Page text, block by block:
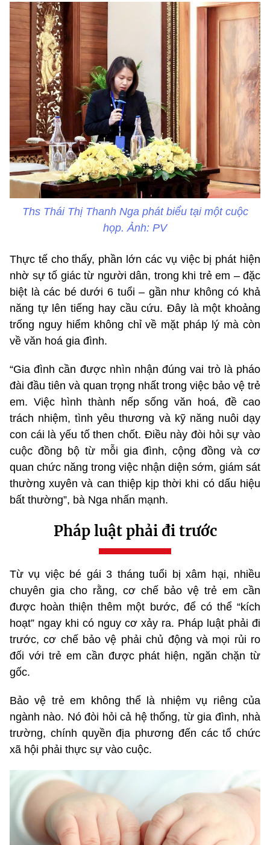
Ths Thái Thị Thanh Nga phát biểu tại một cuộc
họp. Ảnh: PV
Thực tế cho thấy, phần lớn các vụ việc bị phát hiện
nhờ sự tố giác từ người dân, trong khi trẻ em – đặc
biệt là các bé dưới 6 tuổi – gần như không có khả
năng tự lên tiếng hay cầu cứu. Đây là một khoảng
trống nguy hiểm không chỉ về mặt pháp lý mà còn
về văn hoá gia đình.
“Gia đình cần được nhìn nhận đúng vai trò là pháo
đài đầu tiên và quan trọng nhất trong việc bảo vệ trẻ
em. Việc hình thành nếp sống văn hoá, đề cao
trách nhiệm, tình yêu thương và kỹ năng nuôi dạy
con cái là yếu tố then chốt. Điều này đòi hỏi sự vào
cuộc đồng bộ từ mỗi gia đình, cộng đồng và cơ
quan chức năng trong việc nhận diện sớm, giám sát
thường xuyên và can thiệp kịp thời khi có dấu hiệu
bất thường”, bà Nga nhấn mạnh.
Pháp luật phải đi trước
Từ vụ việc bé gái 3 tháng tuổi bị xâm hại, nhiều
chuyên gia cho rằng, cơ chế bảo vệ trẻ em cần
được hoàn thiện thêm một bước, để có thể “kích
hoạt” ngay khi có nguy cơ xảy ra. Pháp luật phải đi
trước, cơ chế bảo vệ phải chủ động và mọi rủi ro
đối với trẻ em cần được phát hiện, ngăn chặn từ
gốc.
Bảo vệ trẻ em không thể là nhiệm vụ riêng của
ngành nào. Nó đòi hỏi cả hệ thống, từ gia đình, nhà
trường, chính quyền địa phương đến các tổ chức
xã hội phải thực sự vào cuộc.